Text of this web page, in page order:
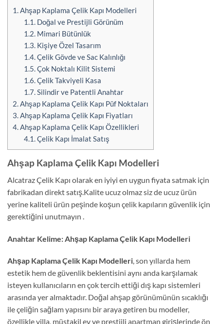
1.Ahşap Kaplama Çelik Kapı Modelleri
1.1.Doğal ve Prestijli Görünüm
1.2.Mimari Bütünlük
1.3.Kişiye Özel Tasarım
1.4.Çelik Gövde ve Sac Kalınlığı
1.5.Çok Noktalı Kilit Sistemi
1.6.Çelik Takviyeli Kasa
1.7.Silindir ve Patentli Anahtar
2.Ahşap Kaplama Çelik Kapı Püf Noktaları
3.Ahşap Kaplama Çelik Kapı Fiyatları
4.Ahşap Kaplama Çelik Kapı Özellikleri
4.1.Çelik Kapı İmalat Satış
Ahşap Kaplama Çelik Kapı Modelleri
Alcatraz Çelik Kapı olarak en iyiyi en uygun fiyata satmak için
fabrikadan direkt satış.Kalite ucuz olmaz siz de ucuz ürün
yerine kaliteli ürün peşinde koşun çelik kapıların güvenlik için
gerektiğini unutmayın .
Anahtar Kelime: Ahşap Kaplama Çelik Kapı Modelleri
Ahşap Kaplama Çelik Kapı Modelleri, son yıllarda hem
estetik hem de güvenlik beklentisini aynı anda karşılamak
isteyen kullanıcıların en çok tercih ettiği dış kapı sistemleri
arasında yer almaktadır. Doğal ahşap görünümünün sıcaklığı
ile çeliğin sağlam yapısını bir araya getiren bu modeller,
özellikle villa, müstakil ev ve prestijli apartman girişlerinde ön